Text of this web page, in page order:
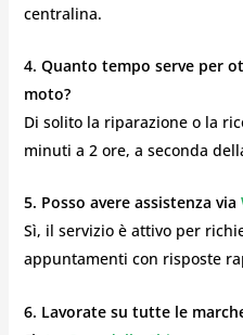
centralina.
4. Quanto tempo serve per
moto?
Di solito la riparazione o la
minuti a 2 ore, a seconda
5. Posso avere assistenza via
Sì, il servizio è attivo per
appuntamenti con risposte
6. Lavorate su tutte le